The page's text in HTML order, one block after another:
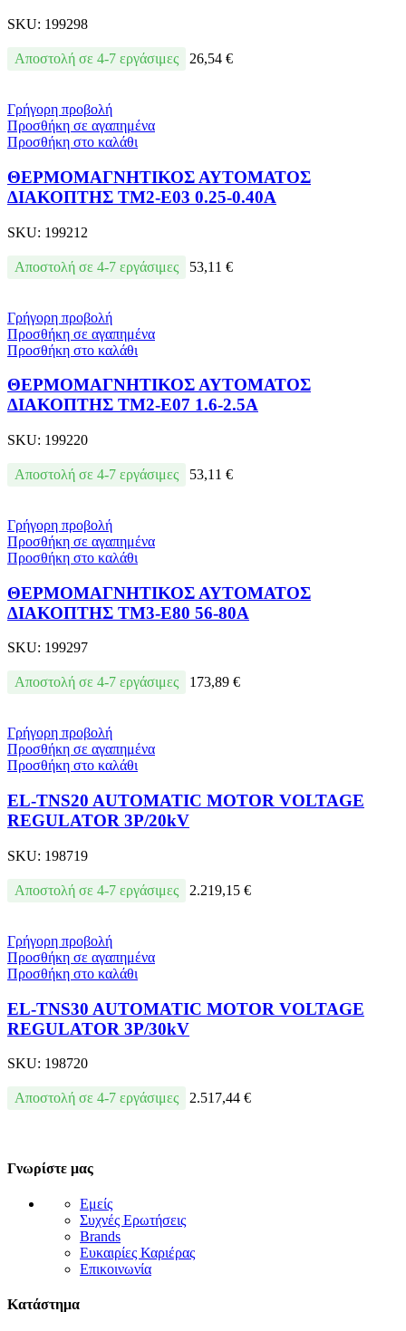
SKU: 199298
Αποστολή σε 4-7 εργάσιμες 26,54 €
Γρήγορη προβολή
Προσθήκη σε αγαπημένα
Προσθήκη στο καλάθι
ΘΕΡΜΟΜΑΓΝΗΤΙΚΟΣ ΑΥΤΟΜΑΤΟΣ
ΔΙΑΚΟΠΤΗΣ TM2-E03 0.25-0.40A
SKU: 199212
Αποστολή σε 4-7 εργάσιμες 53,11 €
Γρήγορη προβολή
Προσθήκη σε αγαπημένα
Προσθήκη στο καλάθι
ΘΕΡΜΟΜΑΓΝΗΤΙΚΟΣ ΑΥΤΟΜΑΤΟΣ
ΔΙΑΚΟΠΤΗΣ TM2-E07 1.6-2.5A
SKU: 199220
Αποστολή σε 4-7 εργάσιμες 53,11 €
Γρήγορη προβολή
Προσθήκη σε αγαπημένα
Προσθήκη στο καλάθι
ΘΕΡΜΟΜΑΓΝΗΤΙΚΟΣ ΑΥΤΟΜΑΤΟΣ
ΔΙΑΚΟΠΤΗΣ TM3-E80 56-80A
SKU: 199297
Αποστολή σε 4-7 εργάσιμες 173,89 €
Γρήγορη προβολή
Προσθήκη σε αγαπημένα
Προσθήκη στο καλάθι
EL-TNS20 AUTOMATIC MOTOR VOLTAGE
REGULATOR 3P/20kV
SKU: 198719
Αποστολή σε 4-7 εργάσιμες 2.219,15 €
Γρήγορη προβολή
Προσθήκη σε αγαπημένα
Προσθήκη στο καλάθι
EL-TNS30 AUTOMATIC MOTOR VOLTAGE
REGULATOR 3P/30kV
SKU: 198720
Αποστολή σε 4-7 εργάσιμες 2.517,44 €
Γνωρίστε μας
Εμείς
Συχνές Ερωτήσεις
Brands
Ευκαιρίες Καριέρας
Επικοινωνία
Κατάστημα